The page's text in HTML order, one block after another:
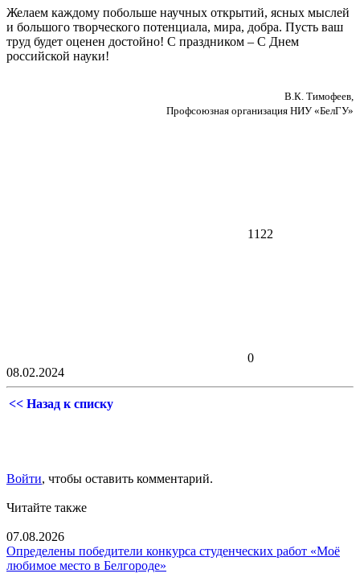
Желаем каждому побольше научных открытий, ясных мыслей
и большого творческого потенциала, мира, добра. Пусть ваш
труд будет оценен достойно! С праздником – С Днем
российской науки!
В.К. Тимофеев,
Профсоюзная организация НИУ «БелГУ»
1122
0
08.02.2024
<< Назад к списку
Войти, чтобы оставить комментарий.
Читайте также
07.08.2026
Определены победители конкурса студенческих работ «Моё
любимое место в Белгороде»